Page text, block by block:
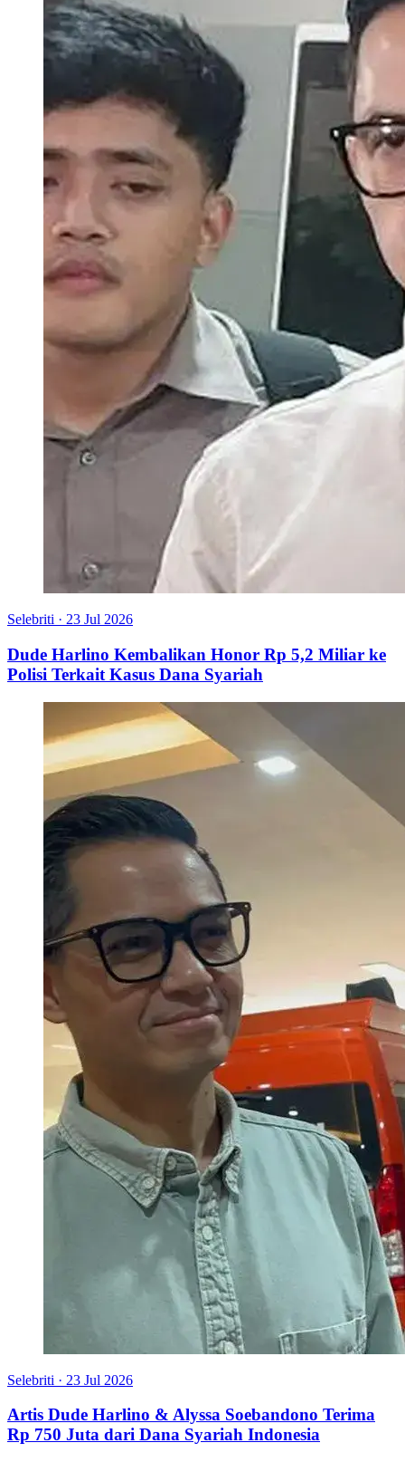
Selebriti · 23 Jul 2026
Dude Harlino Kembalikan Honor Rp 5,2 Miliar ke
Polisi Terkait Kasus Dana Syariah
Selebriti · 23 Jul 2026
Artis Dude Harlino & Alyssa Soebandono Terima
Rp 750 Juta dari Dana Syariah Indonesia